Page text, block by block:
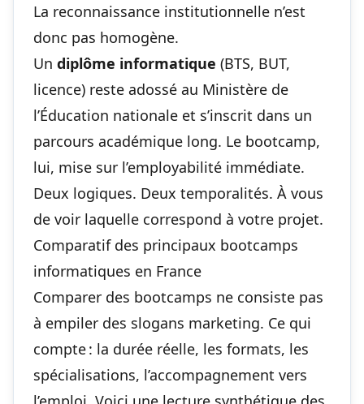
La reconnaissance institutionnelle n’est
donc pas homogène.
Un diplôme informatique (BTS, BUT,
licence) reste adossé au Ministère de
l’Éducation nationale et s’inscrit dans un
parcours académique long. Le bootcamp,
lui, mise sur l’employabilité immédiate.
Deux logiques. Deux temporalités. À vous
de voir laquelle correspond à votre projet.
Comparatif des principaux bootcamps
informatiques en France
Comparer des bootcamps ne consiste pas
à empiler des slogans marketing. Ce qui
compte : la durée réelle, les formats, les
spécialisations, l’accompagnement vers